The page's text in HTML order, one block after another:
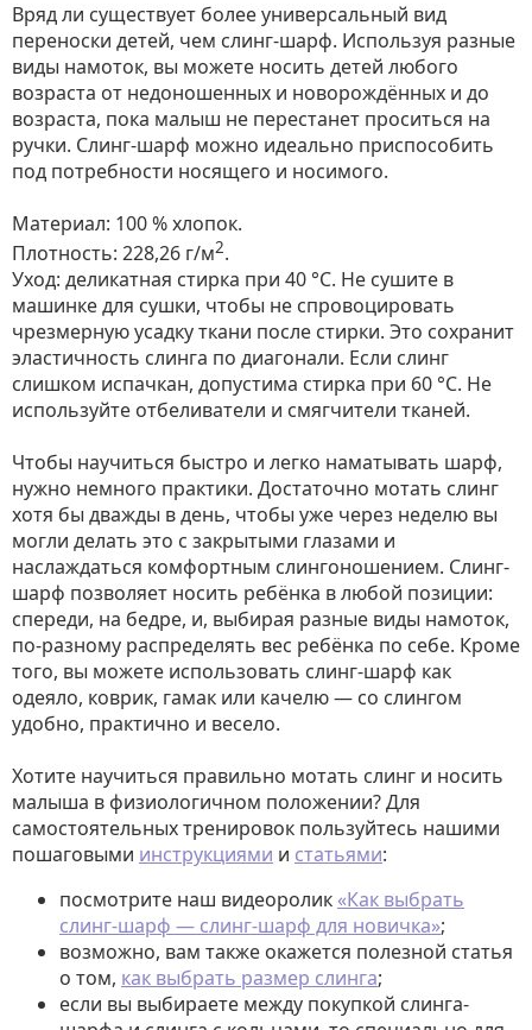
Вряд ли существует более универсальный вид
переноски детей, чем слинг-шарф. Используя разные
виды намоток, вы можете носить детей любого
возраста от недоношенных и новорождённых и до
возраста, пока малыш не перестанет проситься на
ручки. Слинг-шарф можно идеально приспособить
под потребности носящего и носимого.
Материал: 100 % хлопок.
Плотность: 228,26 г/м2.
Уход: деликатная стирка при 40 °С. Не сушите в
машинке для сушки, чтобы не спровоцировать
чрезмерную усадку ткани после стирки. Это сохранит
эластичность слинга по диагонали. Если слинг
слишком испачкан, допустима стирка при 60 °C. Не
используйте отбеливатели и смягчители тканей.
Чтобы научиться быстро и легко наматывать шарф,
нужно немного практики. Достаточно мотать слинг
хотя бы дважды в день, чтобы уже через неделю вы
могли делать это с закрытыми глазами и
наслаждаться комфортным слингоношением. Слинг-
шарф позволяет носить ребёнка в любой позиции:
спереди, на бедре, и, выбирая разные виды намоток,
по-разному распределять вес ребёнка по себе. Кроме
того, вы можете использовать слинг-шарф как
одеяло, коврик, гамак или качелю — со слингом
удобно, практично и весело.
Хотите научиться правильно мотать слинг и носить
малыша в физиологичном положении? Для
самостоятельных тренировок пользуйтесь нашими
пошаговыми инструкциями и статьями:
посмотрите наш видеоролик «Как выбрать
слинг-шарф — слинг-шарф для новичка»;
возможно, вам также окажется полезной статья
о том, как выбрать размер слинга;
если вы выбираете между покупкой слинга-